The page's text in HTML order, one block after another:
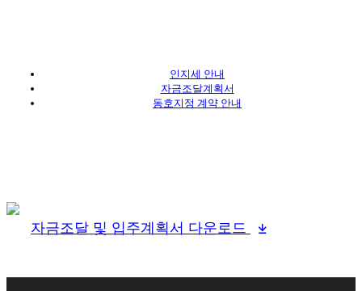
인지세 안내
자금조달계획서
동호지정 계약 안내
자금조달 및 입주계획서 다운로드